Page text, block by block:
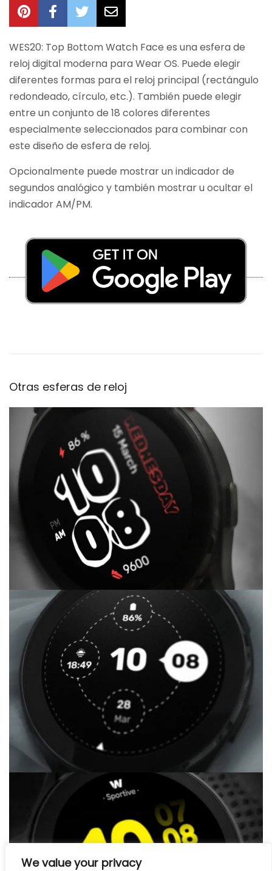
We value your privacy
WES20: Top Bottom Watch Face es una esfera de
reloj digital moderna para Wear OS. Puede elegir
diferentes formas para el reloj principal (rectángulo
redondeado, círculo, etc.). También puede elegir
entre un conjunto de 18 colores diferentes
especialmente seleccionados para combinar con
este diseño de esfera de reloj.
Opcionalmente puede mostrar un indicador de
segundos analógico y también mostrar u ocultar el
indicador AM/PM.
Otras esferas de reloj